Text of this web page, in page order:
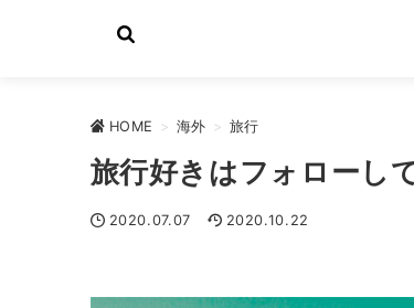
HOME > 海外 > 旅行
旅行好きはフォローし
2020.07.07 2020.10.22